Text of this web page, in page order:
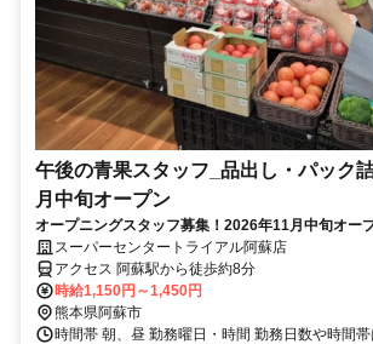
午後の青果スタッフ_品出し・パック
月中旬オープン
オープニングスタッフ募集！2026年11月中旬オー
ゆっくり勤務♪未経験者◎
スーパーセンタートライアル阿蘇店
アクセス 阿蘇駅から徒歩約8分
時給1,150円～1,450円
熊本県阿蘇市
時間帯 朝、昼 勤務曜日・時間 勤務日数や時間